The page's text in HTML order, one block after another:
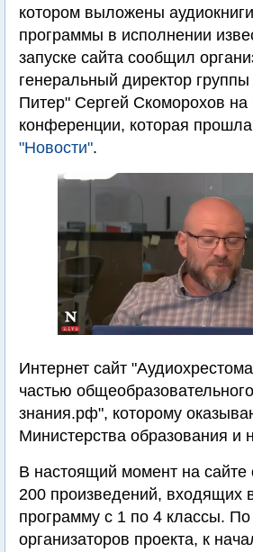
котором выложены
программы в исполнении
запуске сайта сообщил
генеральный директор
Питер" Сергей Скоморохов на
конференции, которая
"Новости".
Интернет сайт
частью
знания.рф", которому
Министерства образования и
В настоящий момент на сайте
200 произведений, входящих
программу с 1 по 4 классы.
организаторов проекта, к